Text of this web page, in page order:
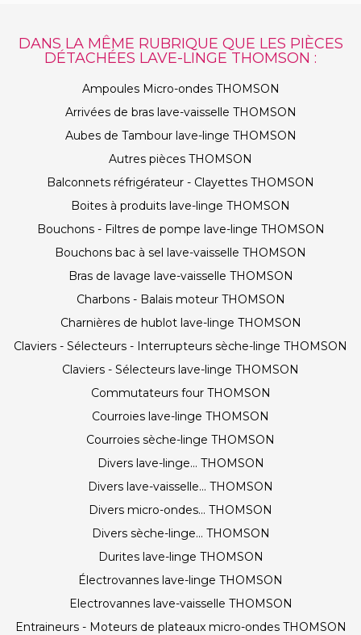
DANS LA MÊME RUBRIQUE QUE LES PIÈCES
DÉTACHÉES LAVE-LINGE THOMSON :
Ampoules Micro-ondes THOMSON
Arrivées de bras lave-vaisselle THOMSON
Aubes de Tambour lave-linge THOMSON
Autres pièces THOMSON
Balconnets réfrigérateur - Clayettes THOMSON
Boites à produits lave-linge THOMSON
Bouchons - Filtres de pompe lave-linge THOMSON
Bouchons bac à sel lave-vaisselle THOMSON
Bras de lavage lave-vaisselle THOMSON
Charbons - Balais moteur THOMSON
Charnières de hublot lave-linge THOMSON
Claviers - Sélecteurs - Interrupteurs sèche-linge THOMSON
Claviers - Sélecteurs lave-linge THOMSON
Commutateurs four THOMSON
Courroies lave-linge THOMSON
Courroies sèche-linge THOMSON
Divers lave-linge... THOMSON
Divers lave-vaisselle... THOMSON
Divers micro-ondes... THOMSON
Divers sèche-linge... THOMSON
Durites lave-linge THOMSON
Électrovannes lave-linge THOMSON
Electrovannes lave-vaisselle THOMSON
Entraineurs - Moteurs de plateaux micro-ondes THOMSON